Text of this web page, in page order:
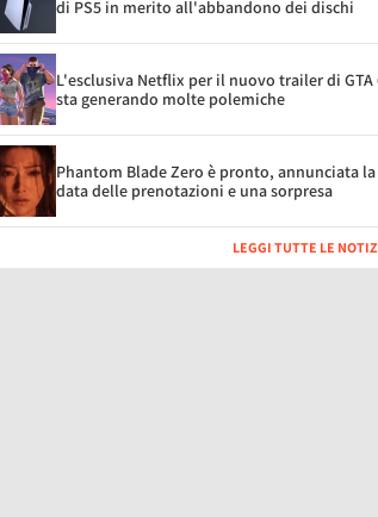
di PS5 in merito all'abbandono dei dischi
L'esclusiva Netflix per il nuovo trailer di GTA
sta generando molte polemiche
Phantom Blade Zero è pronto, annunciata la
data delle prenotazioni e una sorpresa
LEGGI TUTTE LE